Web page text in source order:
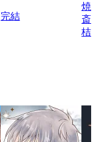
完結
焼
斎
桔